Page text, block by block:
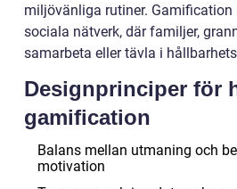
miljövänliga rutiner.
sociala nätverk, där familjer,
samarbeta eller tävla i
Designprinciper för
gamification
Balans mellan utmaning och
motivation